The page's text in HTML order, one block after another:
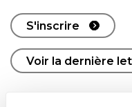
S'inscrire
Voir la dernière